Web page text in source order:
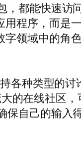
都能快速访
程序，而是
领域中的角
各种类型的讨
的在线社区
自己的输入